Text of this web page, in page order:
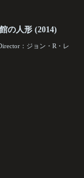
の人形 (2014)
：ジョン・R・レ